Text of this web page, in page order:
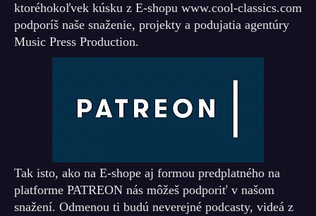
ktoréhokoľvek kúsku z E-shopu www.cool-classics.com
podporíš naše snaženie, projekty a podujatia agentúry
Music Press Production.
Tak isto, ako na E-shope aj formou predplatného na
platforme PATREON nás môžeš podporiť v našom
snažení. Odmenou ti budú neverejné podcasty, videá z